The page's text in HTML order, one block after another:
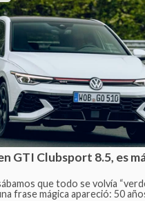
GTI Clubsport 8.5, es
que todo se volvía
frase mágica apareció: 50